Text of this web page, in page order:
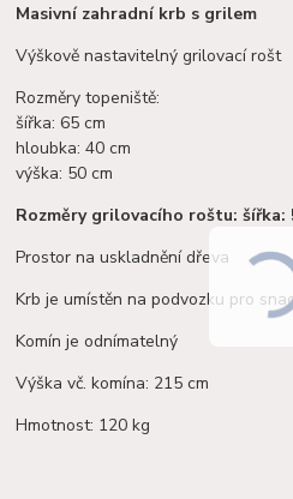
Masivní zahradní krb s grilem
Výškově nastavitelný grilovací rošt
Rozměry topeniště:
šířka: 65 cm
hloubka: 40 cm
výška: 50 cm
Rozměry grilovacího roštu: šířka:
Prostor na uskladnění dřeva
Krb je umístěn na podvozku pro
Komín je odnímatelný
Výška vč. komína: 215 cm
Hmotnost: 120 kg